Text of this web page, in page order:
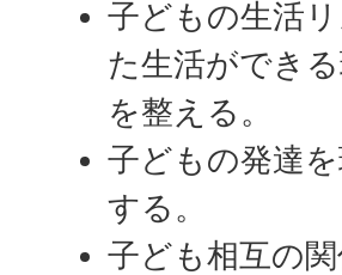
子どもの生活
た生活ができ
を整える。
子どもの発達
する。
子ども相互の